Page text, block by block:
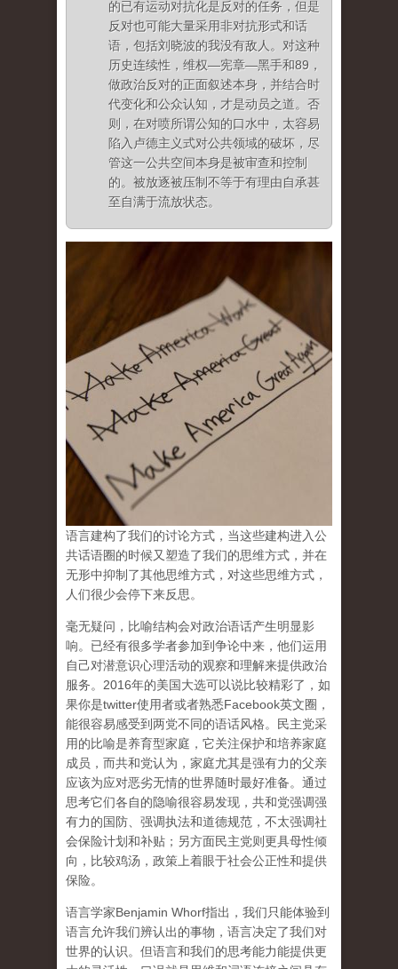
的已有运动对抗化是反对的任务，但是
反对也可能大量采用非对抗形式和话
语，包括刘晓波的我没有敌人。对这种
历史连续性，维权—宪章—黑手和89，
做政治反对的正面叙述本身，并结合时
代变化和公众认知，才是动员之道。否
则，在对喷所谓公知的口水中，太容易
陷入卢德主义式对公共领域的破坏，尽
管这一公共空间本身是被审查和控制
的。被放逐被压制不等于有理由自承甚
至自满于流放状态。
语言建构了我们的讨论方式，当这些建构进入公
共话语圈的时候又塑造了我们的思维方式，并在
无形中抑制了其他思维方式，对这些思维方式，
人们很少会停下来反思。
毫无疑问，比喻结构会对政治语话产生明显影
响。已经有很多学者参加到争论中来，他们运用
自己对潜意识心理活动的观察和理解来提供政治
服务。2016年的美国大选可以说比较精彩了，如
果你是twitter使用者或者熟悉Facebook英文圈，
能很容易感受到两党不同的语话风格。民主党采
用的比喻是养育型家庭，它关注保护和培养家庭
成员，而共和党认为，家庭尤其是强有力的父亲
应该为应对恶劣无情的世界随时最好准备。通过
思考它们各自的隐喻很容易发现，共和党强调强
有力的国防、强调执法和道德规范，不太强调社
会保险计划和补贴；另方面民主党则更具母性倾
向，比较鸡汤，政策上着眼于社会公正性和提供
保险。
语言学家Benjamin Whorf指出，我们只能体验到
语言允许我们辨认出的事物，语言决定了我们对
世界的认识。但语言和我们的思考能力能提供更